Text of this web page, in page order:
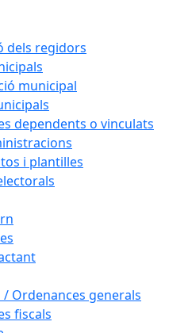
dels regidors
municipal
dependents o vinculats
i plantilles
Ordenances generals
fiscals